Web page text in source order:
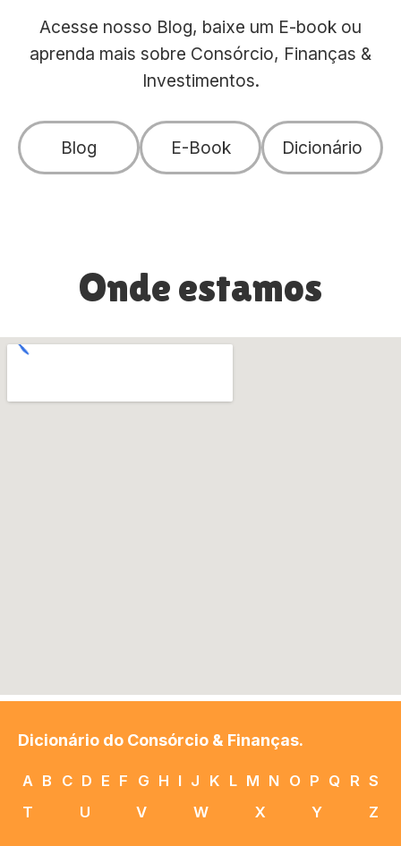
Acesse nosso Blog, baixe um E-book ou
aprenda mais sobre Consórcio, Finanças &
Investimentos.
Blog E-Book Dicionário
Onde estamos
Dicionário do Consórcio & Finanças.
A B C D E F G H I J K L M N O P Q R S
T
U V W X Y Z